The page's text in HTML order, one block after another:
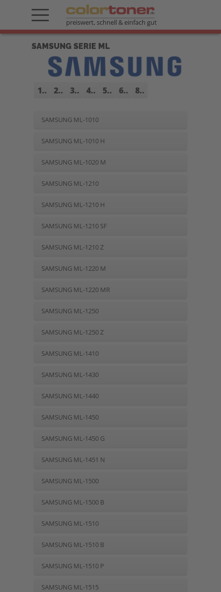
preiswert, schnell & einfach gut
SAMSUNG SERIE ML
1.. 2.. 3.. 4.. 5.. 6.. 8..
SAMSUNG ML-1010
SAMSUNG ML-1010 H
SAMSUNG ML-1020 M
SAMSUNG ML-1210
SAMSUNG ML-1210 H
SAMSUNG ML-1210 SF
SAMSUNG ML-1210 Z
SAMSUNG ML-1220 M
SAMSUNG ML-1220 MR
SAMSUNG ML-1250
SAMSUNG ML-1250 Z
SAMSUNG ML-1410
SAMSUNG ML-1430
SAMSUNG ML-1440
SAMSUNG ML-1450
SAMSUNG ML-1450 G
SAMSUNG ML-1451 N
SAMSUNG ML-1500
SAMSUNG ML-1500 B
SAMSUNG ML-1510
SAMSUNG ML-1510 B
SAMSUNG ML-1510 P
SAMSUNG ML-1515